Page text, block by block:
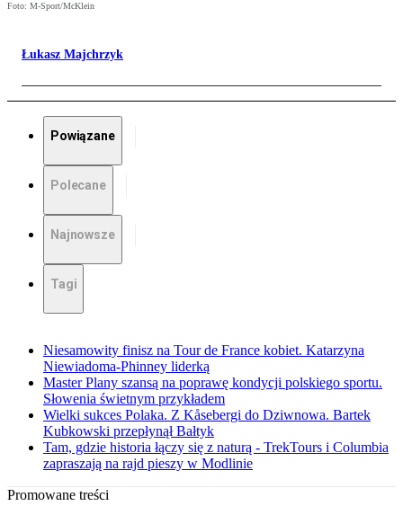
Foto: M-Sport/McKlein
Łukasz Majchrzyk
Powiązane
Polecane
Najnowsze
Tagi
Niesamowity finisz na Tour de France kobiet. Katarzyna
Niewiadoma-Phinney liderką
Master Plany szansą na poprawę kondycji polskiego sportu.
Słowenia świetnym przykładem
Wielki sukces Polaka. Z Kåsebergi do Dziwnowa. Bartek
Kubkowski przepłynął Bałtyk
Tam, gdzie historia łączy się z naturą - TrekTours i Columbia
zapraszają na rajd pieszy w Modlinie
Promowane treści